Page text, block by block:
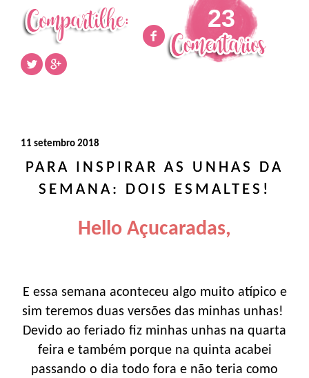
23
11 setembro 2018
PARA INSPIRAR AS UNHAS DA
SEMANA: DOIS ESMALTES!
Hello Açucaradas,
E essa semana aconteceu algo muito atípico e
sim teremos duas versões das minhas unhas!
Devido ao feriado fiz minhas unhas na quarta
feira e também porque na quinta acabei
passando o dia todo fora e não teria como